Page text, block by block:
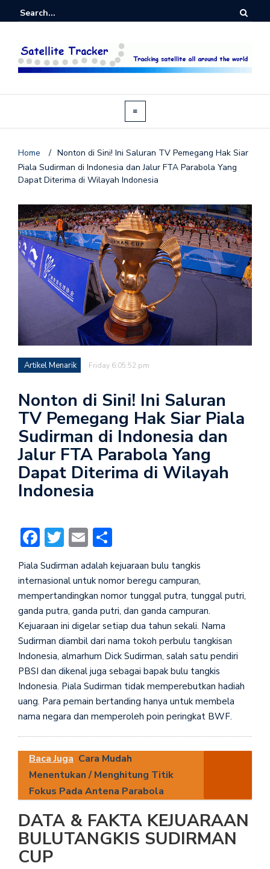
Home / Nonton di Sini! Ini Saluran TV Pemegang Hak Siar
Piala Sudirman di Indonesia dan Jalur FTA Parabola Yang
Dapat Diterima di Wilayah Indonesia
Artikel Menarik Friday 6:05:52 pm
Nonton di Sini! Ini Saluran
TV Pemegang Hak Siar Piala
Sudirman di Indonesia dan
Jalur FTA Parabola Yang
Dapat Diterima di Wilayah
Indonesia
Facebook
Twitter
Email
Piala Sudirman adalah kejuaraan bulu tangkis
internasional untuk nomor beregu campuran,
mempertandingkan nomor tunggal putra, tunggal putri,
ganda putra, ganda putri, dan ganda campuran.
Kejuaraan ini digelar setiap dua tahun sekali. Nama
Sudirman diambil dari nama tokoh perbulu tangkisan
Indonesia, almarhum Dick Sudirman, salah satu pendiri
PBSI dan dikenal juga sebagai bapak bulu tangkis
Indonesia. Piala Sudirman tidak memperebutkan hadiah
uang. Para pemain bertanding hanya untuk membela
nama negara dan memperoleh poin peringkat BWF.
Baca Juga Cara Mudah
Menentukan / Menghitung Titik
Fokus Pada Antena Parabola
DATA & FAKTA KEJUARAAN
BULUTANGKIS SUDIRMAN
CUP